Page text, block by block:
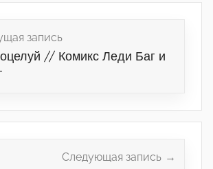
запись
// Комикс Леди Баг и
Следующая запись